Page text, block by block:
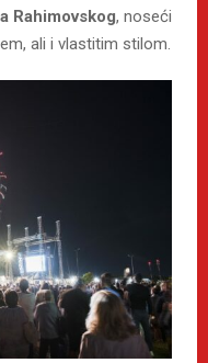
Rahimovskog, noseći
ali i vlastitim stilom.